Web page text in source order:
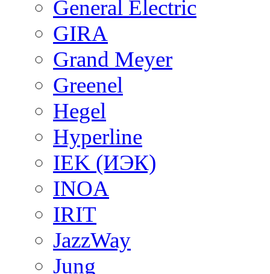
General Electric
GIRA
Grand Meyer
Greenel
Hegel
Hyperline
IEK (ИЭК)
INOA
IRIT
JazzWay
Jung